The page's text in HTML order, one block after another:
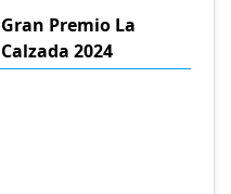
Gran Premio La
Calzada 2024